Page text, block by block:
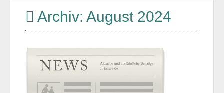
Archiv: August 2024